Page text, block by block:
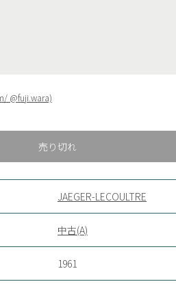
@fuji.wara)
売り切れ
JAEGER-LECOULTRE
中古(A)
1961